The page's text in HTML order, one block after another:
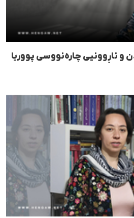
ناڕوونیی چارەنووسی پووریا